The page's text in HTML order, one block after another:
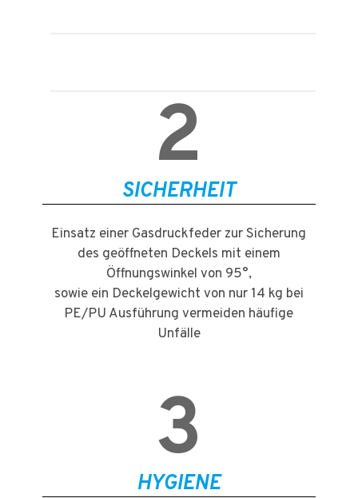
2
SICHERHEIT
Einsatz einer Gasdruckfeder zur Sicherung
des geöffneten Deckels mit einem
Öffnungswinkel von 95°,
sowie ein Deckelgewicht von nur 14 kg bei
PE/PU Ausführung vermeiden häufige
Unfälle
3
HYGIENE